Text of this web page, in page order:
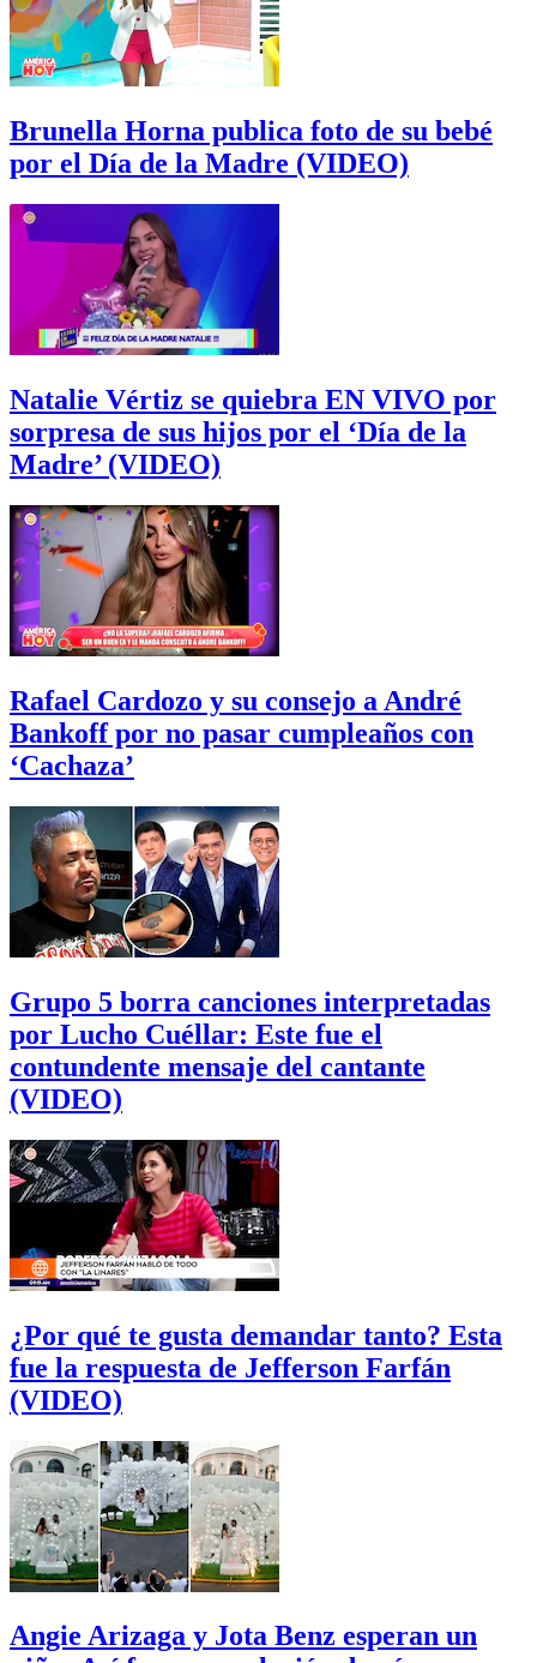
Brunella Horna publica foto de su bebé
por el Día de la Madre (VIDEO)
Natalie Vértiz se quiebra EN VIVO por
sorpresa de sus hijos por el ‘Día de la
Madre’ (VIDEO)
Rafael Cardozo y su consejo a André
Bankoff por no pasar cumpleaños con
‘Cachaza’
Grupo 5 borra canciones interpretadas
por Lucho Cuéllar: Este fue el
contundente mensaje del cantante
(VIDEO)
¿Por qué te gusta demandar tanto? Esta
fue la respuesta de Jefferson Farfán
(VIDEO)
Angie Arizaga y Jota Benz esperan un